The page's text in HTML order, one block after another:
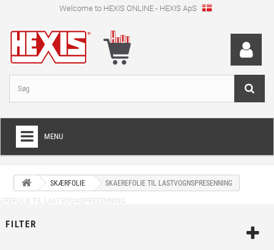
Welcome to HEXIS ONLINE - HEXIS ApS
MENU
WRAPPINGFOLIE
+
SKÆRFOLIE SKAEREFOLIE TIL LASTVOGNSPRESENNING
FILTER